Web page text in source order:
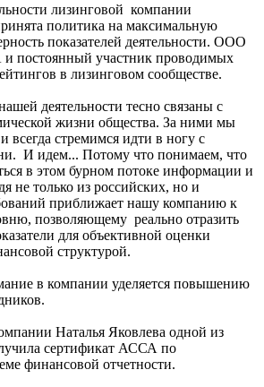
лизинговой компании
политика на максимальную
показателей деятельности. ООО
постоянный участник проводимых
в лизинговом сообществе.
деятельности тесно связаны с
жизни общества. За ними мы
всегда стремимся идти в ногу с
И идем... Потому что понимаем, что
в этом бурном потоке информации и
не только из российских, но и
приближает нашу компанию к
позволяющему реально отразить
для объективной оценки
структурой.
в компании уделяется повышению
Наталья Яковлева одной из
сертификат АССА по
финансовой отчетности.